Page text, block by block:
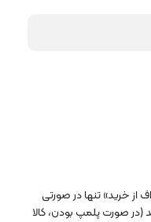
از خرید» تنها در صورتی
(در صورت پلمپ بودن، کالا